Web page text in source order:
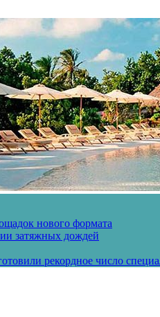
нового формата
затяжных дождей
рекордное число